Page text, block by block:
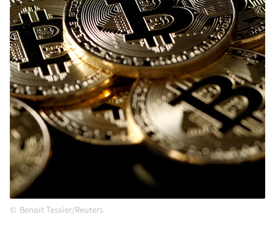
Benoit Tessier/Reuters